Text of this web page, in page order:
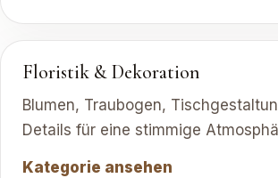
Floristik & Dekoration
Blumen, Traubogen,
Details für eine stimmige
Kategorie ansehen